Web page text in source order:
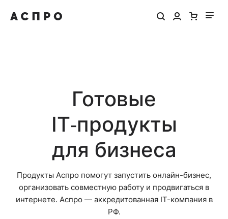
Готовые
IT‑продукты
для бизнеса
Продукты Аспро помогут запустить онлайн-бизнес,
организовать совместную работу и продвигаться в
интернете. Аспро — аккредитованная IT-компания в
РФ.